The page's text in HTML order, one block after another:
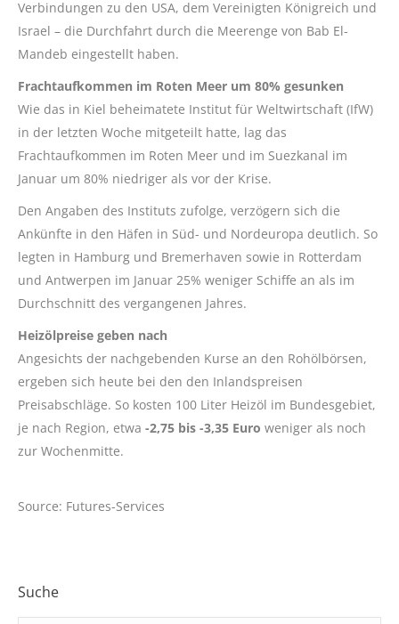
Verbindungen zu den USA, dem Vereinigten Königreich und
Israel – die Durchfahrt durch die Meerenge von Bab El-
Mandeb eingestellt haben.
Frachtaufkommen im Roten Meer um 80% gesunken
Wie das in Kiel beheimatete Institut für Weltwirtschaft (IfW)
in der letzten Woche mitgeteilt hatte, lag das
Frachtaufkommen im Roten Meer und im Suezkanal im
Januar um 80% niedriger als vor der Krise.
Den Angaben des Instituts zufolge, verzögern sich die
Ankünfte in den Häfen in Süd- und Nordeuropa deutlich. So
legten in Hamburg und Bremerhaven sowie in Rotterdam
und Antwerpen im Januar 25% weniger Schiffe an als im
Durchschnitt des vergangenen Jahres.
Heizölpreise geben nach
Angesichts der nachgebenden Kurse an den Rohölbörsen,
ergeben sich heute bei den den Inlandspreisen
Preisabschläge. So kosten 100 Liter Heizöl im Bundesgebiet,
je nach Region, etwa -2,75 bis -3,35 Euro weniger als noch
zur Wochenmitte.
Source: Futures-Services
Suche